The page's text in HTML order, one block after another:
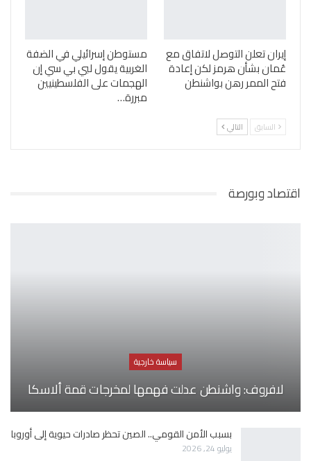
إيران تعلن التوصل لاتفاق مع
عُمان بشأن هرمز لكن إعادة
فتح الممر رهن بواشنطن
مستوطن إسرائيلي في الضفة
الغربية يقول لبي بي سي إن
الهجمات على الفلسطينيين
مبررة…
السابق التالي
اقتصاد وبورصة
سياسة خارجية
لافروف: واشنطن عدلت فهمها لمخرجات قمة ألاسكا
بسبب الأمن القومي.. الصين تحظر صادرات حيوية إلى أوروبا
يوليو 24, 2026